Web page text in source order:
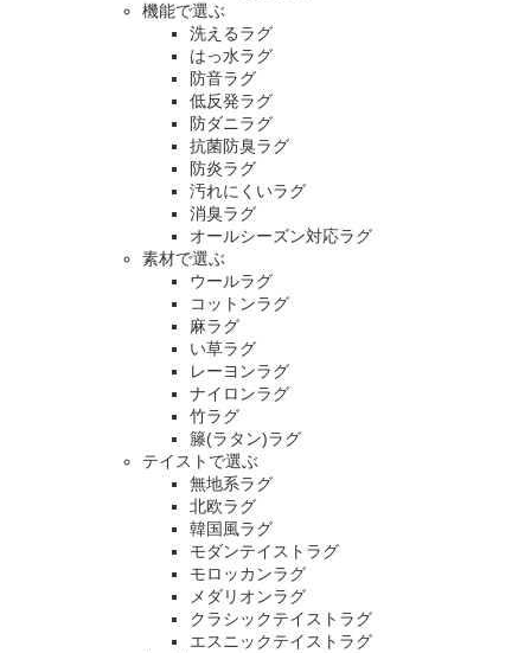
機能で選ぶ
洗えるラグ
はっ水ラグ
防音ラグ
低反発ラグ
防ダニラグ
抗菌防臭ラグ
防炎ラグ
汚れにくいラグ
消臭ラグ
オールシーズン対応ラグ
素材で選ぶ
ウールラグ
コットンラグ
麻ラグ
い草ラグ
レーヨンラグ
ナイロンラグ
竹ラグ
籐(ラタン)ラグ
テイストで選ぶ
無地系ラグ
北欧ラグ
韓国風ラグ
モダンテイストラグ
モロッカンラグ
メダリオンラグ
クラシックテイストラグ
エスニックテイストラグ